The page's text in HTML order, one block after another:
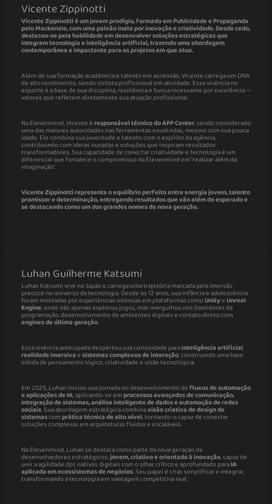
Vicente Zippinotti
Vicente Zippinotti é um jovem prodígio, formado em Publicidade e Propaganda
pelo Mackenzie, com uma paixão inata por inovação e criatividade. Desde cedo,
destacou-se pela habilidade em desenvolver soluções estratégicas que
integram tecnologia e inteligência artificial, trazendo uma abordagem
contemporânea e impactante para os projetos em que atua.
Além de sua formação acadêmica e talento em ascensão, Vicente carrega um DNA
de alto rendimento, sendo ciclista profissional em atividade. Essa vivência no
esporte é a base de sua disciplina, resiliência e busca incessante por excelência —
valores que refletem diretamente sua atuação profissional.
Na Elevenmind, Vicente éresponsável técnico do APP Center, sendo considerado
uma das maiores autoridades nas ferramentas envolvidas, mesmo com sua pouca
idade. Ele combina sua juventude e talento com o espírito da agência,
contribuindo com ideias ousadas e soluções que inspiram resultados
transformadores. Sua capacidade de conectar criatividade e tecnologia é um
diferencial que fortalece o compromisso da Elevenmind em “realizar além da
imaginação”.
Vicente Zippinotti representa o equilíbrio perfeito entre energia jovem, talento
promissor e determinação, entregando resultados que vão além do esperado e
se destacando como um dos grandes nomes da nova geração.
Luhan Guilherme Katsumi
Luhan Katsumi vive no Japão e carrega uma trajetória marcada pela imersão
precoce no universo da tecnologia. Desde os 12 anos, sua infância e adolescência
foram moldadas por experiências intensas em plataformas comoUnityeUnreal
Engine, onde não apenas explorou jogos, mas mergulhou nos bastidores da
programação, desenvolvimento de ambientes digitais e contato direto com
engines de última geração.
Essa vivência antecipada despertou sua curiosidade parainteligência artificial,
realidade imersivaesistemas complexos de interação, construindo uma base
sólida de pensamento lógico, criatividade e visão tecnológica.
Em 2025, Luhan iniciou sua jornada no desenvolvimento defluxos de automação
e aplicações de IA, aplicando-se emprocessos avançados de comunicação,
integração de sistemas, análise inteligente de dados e automação de redes
sociais. Sua abordagem estratégica combinavisão criativa de design de
sistemascomprática técnica de alto nível, tornando-o capaz de conectar
soluções complexas em arquiteturas fluidas e escaláveis.
Na Elevenmind, Luhan se destaca como parte da nova geração de
desenvolvedores estratégicos:jovem, criativo e orientado à inovação, capaz de
unir a agilidade dos nativos digitais com o olhar crítico e aprofundado paraIA
aplicada em ecossistemas de negócios. Seu papel é criar, simplificar e integrar,
transformando a tecnologia em vantagem competitiva real.